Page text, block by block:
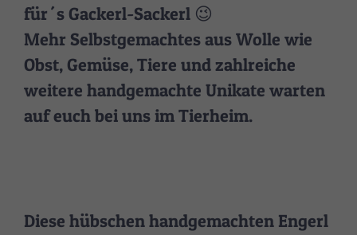
für´s Gackerl-Sackerl 😉
Mehr Selbstgemachtes aus Wolle wie
Obst, Gemüse, Tiere und zahlreiche
weitere handgemachte Unikate warten
auf euch bei uns im Tierheim.
Diese hübschen handgemachten Engerl